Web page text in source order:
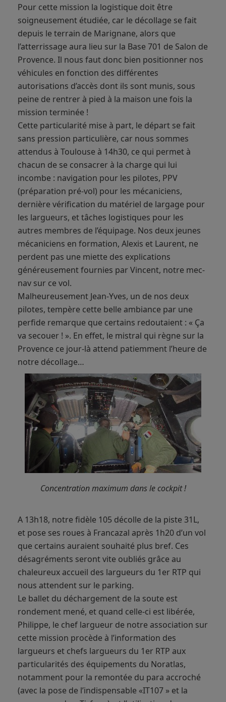
Pour cette mission la logistique doit être
soigneusement étudiée, car le décollage se fait
depuis le terrain de Marignane, alors que
l’atterrissage aura lieu sur la Base 701 de Salon de
Provence. Il nous faut donc bien positionner nos
véhicules en fonction des différentes
autorisations d’accès dont ils sont munis, sous
peine de rentrer à pied à la maison une fois la
mission terminée !
Cette particularité mise à part, le départ se fait
sans pression particulière, car nous sommes
attendus à Toulouse à 14h30, ce qui permet à
chacun de se consacrer à la charge qui lui
incombe : navigation pour les pilotes, PPV
(préparation pré-vol) pour les mécaniciens,
dernière vérification du matériel de largage pour
les largueurs, et tâches logistiques pour les
autres membres de l’équipage. Nos deux jeunes
mécaniciens en formation, Alexis et Laurent, ne
perdent pas une miette des explications
généreusement fournies par Vincent, notre mec-
nav sur ce vol.
Malheureusement Jean-Yves, un de nos deux
pilotes, tempère cette belle ambiance par une
perfide remarque que certains redoutaient : « Ça
va secouer ! ». En effet, le mistral qui règne sur la
Provence ce jour-là attend patiemment l’heure de
notre décollage…
Concentration maximum dans le cockpit !
A 13h18, notre fidèle 105 décolle de la piste 31L,
et pose ses roues à Francazal après 1h20 d’un vol
que certains auraient souhaité plus bref. Ces
désagréments seront vite oubliés grâce au
chaleureux accueil des largueurs du 1er RTP qui
nous attendent sur le parking.
Le ballet du déchargement de la soute est
rondement mené, et quand celle-ci est libérée,
Philippe, le chef largueur de notre association sur
cette mission procède à l’information des
largueurs et chefs largueurs du 1er RTP aux
particularités des équipements du Noratlas,
notamment pour la remontée du para accroché
(avec la pose de l’indispensable «IT107 » et la